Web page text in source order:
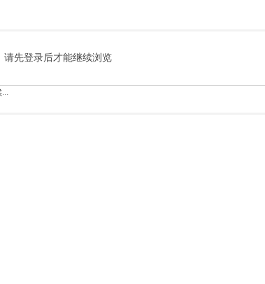
请先登录后才能继续浏览
...